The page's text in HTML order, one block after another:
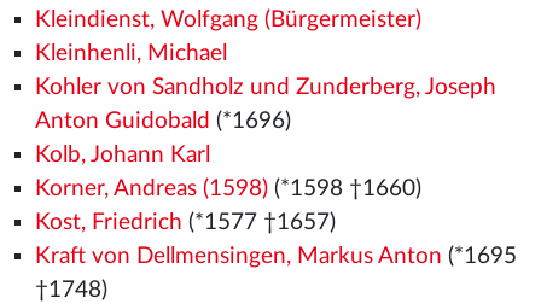
Kleindienst, Wolfgang (Bürgermeister)
Kleinhenli, Michael
Kohler von Sandholz und Zunderberg, Joseph
Anton Guidobald (*1696)
Kolb, Johann Karl
Korner, Andreas (1598)(*1598 †1660)
Kost, Friedrich (*1577 †1657)
Kraft von Dellmensingen, Markus Anton (*1695
†1748)